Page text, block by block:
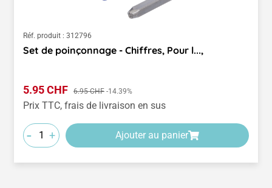
Réf. produit : 312796
Set de poinçonnage - Chiffres, Pour l...,
Prix de vente :
5.95 CHF Prix régulier :
6.95 CHF -14.39%
Prix TTC, frais de livraison en sus
- + Ajouter au panier